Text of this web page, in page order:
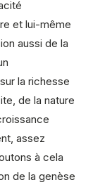
et lui-même
aussi de la
la richesse
de la nature
assez
à cela
de la genèse